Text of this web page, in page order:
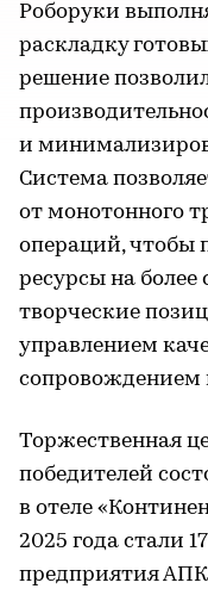
Роборуки
раскладку
решение
и
Система
от монотонного
операций, чтобы
ресурсы на
творческие
управлением
сопровождением
Торжественная
победителей
в отеле
2025 года стали
предприятия